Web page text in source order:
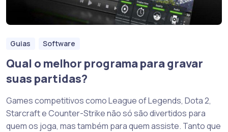
Guias Software
Qual o melhor programa para gravar
suas partidas?
Games competitivos como League of Legends, Dota 2,
Starcraft e Counter-Strike não só são divertidos para
quem os joga, mas também para quem assiste. Tanto que